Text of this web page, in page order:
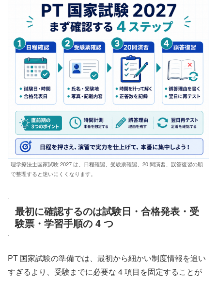
理学療法士国家試験 2027 は、日程確認、受験票確認、20 問演習、誤答復習の順
で整理すると迷いにくくなります。
最初に確認するのは試験日・合格発表・受
験票・学習手順の 4 つ
PT 国家試験の準備では、最初から細かい制度情報を追い
すぎるより、受験までに必要な 4 項目を固定することが